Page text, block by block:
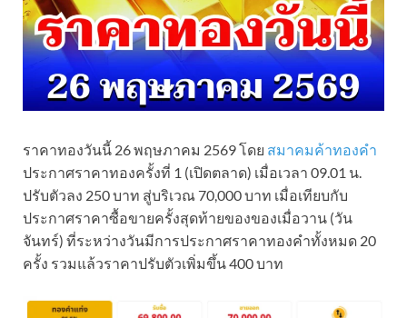
ราคาทองวันนี้ 26 พฤษภาคม 2569 โดย สมาคมค้าทองคำ
ประกาศราคาทองครั้งที่ 1 (เปิดตลาด) เมื่อเวลา 09.01 น.
ปรับตัวลง 250 บาท สู่บริเวณ 70,000 บาท เมื่อเทียบกับ
ประกาศราคาซื้อขายครั้งสุดท้ายของของเมื่อวาน (วัน
จันทร์) ที่ระหว่างวันมีการประกาศราคาทองคำทั้งหมด 20
ครั้ง รวมแล้วราคาปรับตัวเพิ่มขึ้น 400 บาท